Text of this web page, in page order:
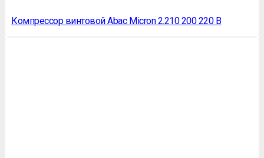
Компрессор винтовой Abac Micron 2.210 200 220 В